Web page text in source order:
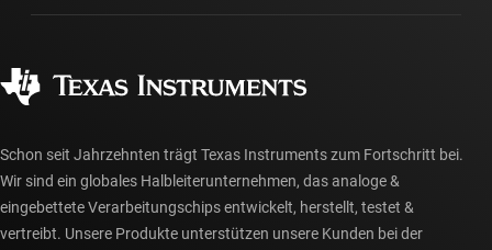
Fertigung
myTI-Konto FAQs
Häufig gestellte Fragen zu Bestellungen
Schon seit Jahrzehnten trägt Texas Instruments zum Fortschritt bei.
Wir sind ein globales Halbleiterunternehmen, das analoge &
eingebettete Verarbeitungschips entwickelt, herstellt, testet &
vertreibt. Unsere Produkte unterstützen unsere Kunden bei der